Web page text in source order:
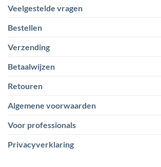
Veelgestelde vragen
Bestellen
Verzending
Betaalwijzen
Retouren
Algemene voorwaarden
Voor professionals
Privacyverklaring